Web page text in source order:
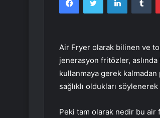
Air Fryer olarak bilinen ve
jenerasyon fritözler, aslında
kullanmaya gerek
sağlıklı oldukları söylenerek
Peki tam olarak nedir bu